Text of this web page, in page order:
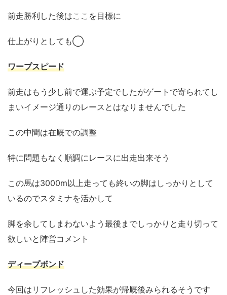
前走勝利した後はここを目標に
仕上がりとしても◯
ワープスピード
前走はもう少し前で運ぶ予定でしたがゲートで寄られてし
まいイメージ通りのレースとはなりませんでした
この中間は在厩での調整
特に問題もなく順調にレースに出走出来そう
この馬は3000m以上走っても終いの脚はしっかりとして
いるのでスタミナを活かして
脚を余してしまわないよう最後までしっかりと走り切って
欲しいと陣営コメント
ディープボンド
今回はリフレッシュした効果が帰厩後みられるそうです